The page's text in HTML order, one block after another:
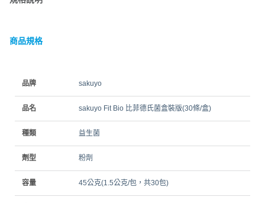
商品規格
品牌 sakuyo
品名 sakuyo Fit Bio 比菲德氏菌盒裝版(30條/盒)
種類 益生菌
劑型 粉劑
容量 45公克(1.5公克/包，共30包)